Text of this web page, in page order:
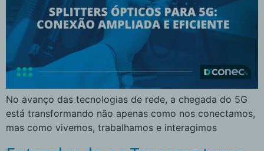
No avanço das tecnologias de rede, a chegada do 5G
está transformando não apenas como nos conectamos,
mas como vivemos, trabalhamos e interagimos